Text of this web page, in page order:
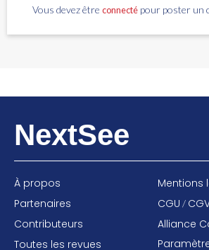
Vous devez être connectépour poster un
NextSee
À propos
Partenaires
Contributeurs
Toutes les revues
Mentions
CGU /
Alliance